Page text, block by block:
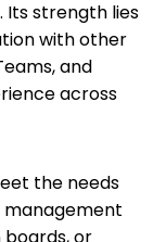
Its strength lies
with other
and
across
the needs
management
boards, or